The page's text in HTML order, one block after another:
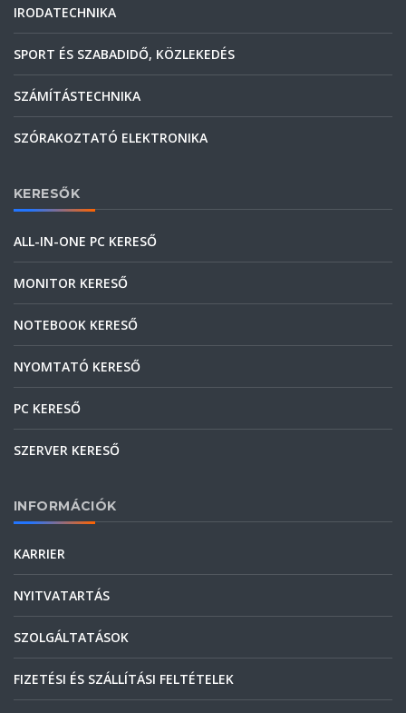
IRODATECHNIKA
SPORT ÉS SZABADIDŐ, KÖZLEKEDÉS
SZÁMÍTÁSTECHNIKA
SZÓRAKOZTATÓ ELEKTRONIKA
KERESŐK
ALL-IN-ONE PC KERESŐ
MONITOR KERESŐ
NOTEBOOK KERESŐ
NYOMTATÓ KERESŐ
PC KERESŐ
SZERVER KERESŐ
INFORMÁCIÓK
KARRIER
NYITVATARTÁS
SZOLGÁLTATÁSOK
FIZETÉSI ÉS SZÁLLÍTÁSI FELTÉTELEK